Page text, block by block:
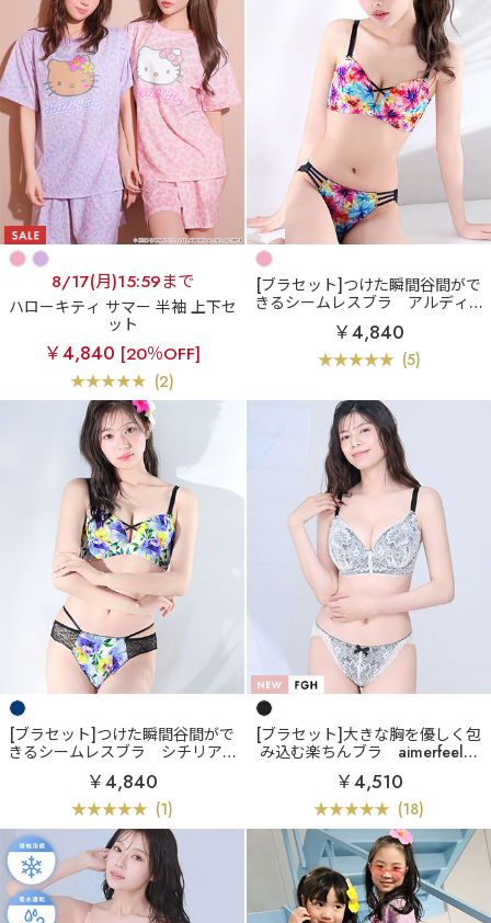
8/17(月)15:59まで
ハローキティ サマー 半袖 上下セ
ット
￥4,840 [20％OFF]
(2)
[ブラセット]つけた瞬間谷間がで
きるシームレスブラ
アルディフ
ルール 超盛ブラ(R) ブラジャー&
ショーツ
￥4,840
(5)
[ブラセット]つけた瞬間谷間がで
きるシームレスブラ
シチリアン
フラワー 超盛ブラ(R) ブラジャー
&ショーツ
￥4,840
(1)
[ブラセット]大きな胸を優しく包
み込む楽ちんブラ
aimerfeel楽
ブラ(R) ブラジャー&ショーツ (F
GHカップ)
￥4,510
(18)